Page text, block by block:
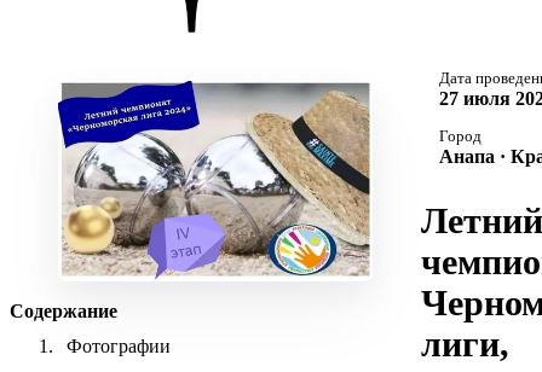
Содержание
Фотографии
Дата
27 июля
Город
Анапа ·
Летний
лиги,